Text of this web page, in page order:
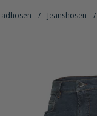
Jeanshosen